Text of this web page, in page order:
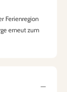
Ferienregion
erneut zum